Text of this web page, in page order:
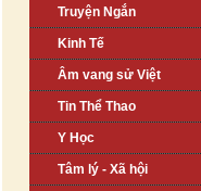
Truyện Ngắn
Kinh Tế
Âm vang sử Việt
Tin Thể Thao
Y Học
Tâm lý - Xã hội